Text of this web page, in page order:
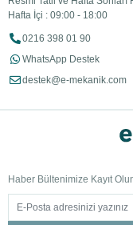
Hafta İçi : 09:00 - 18:00
0216 398 01 90
WhatsApp Destek
destek@e-mekanik.com
Haber Bültenimize Kayıt